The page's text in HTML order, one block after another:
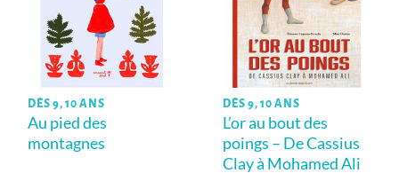
DÈS 9, 10 ANS
Au pied des
montagnes
DÈS 9, 10 ANS
L’or au bout des
poings – De Cassius
Clay à Mohamed Ali